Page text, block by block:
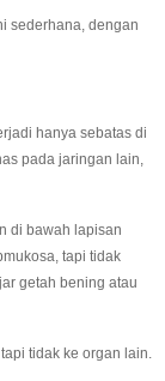
sederhana, dengan
hanya sebatas di
pada jaringan lain,
di bawah lapisan
tapi tidak
getah bening atau
tidak ke organ lain.